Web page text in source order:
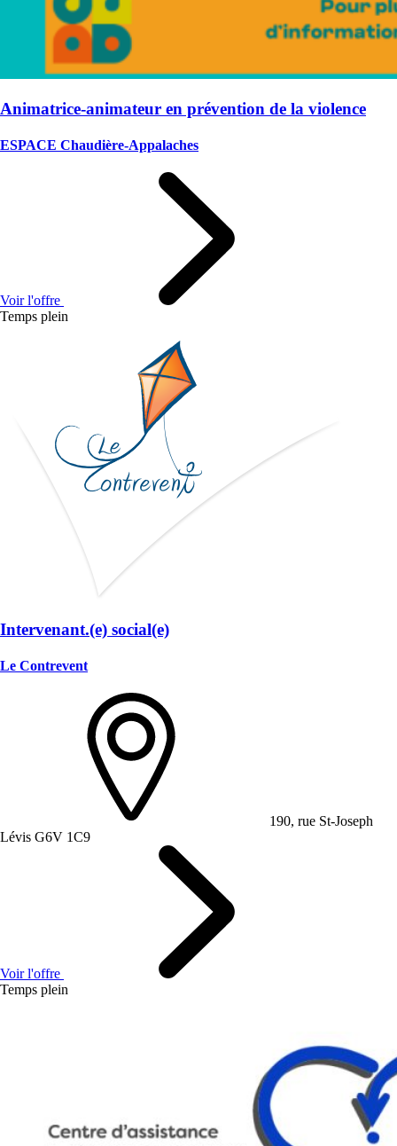
Animatrice-animateur en prévention de la violence
ESPACE Chaudière-Appalaches
Voir l'offre
Temps plein
Intervenant.(e) social(e)
Le Contrevent
190, rue St-Joseph
Lévis G6V 1C9
Voir l'offre
Temps plein